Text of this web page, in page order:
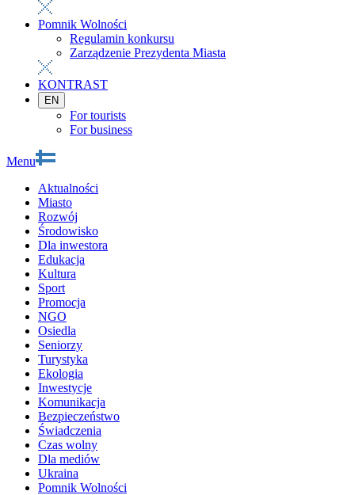
Pomnik Wolności
Regulamin konkursu
Zarządzenie Prezydenta Miasta
KONTRAST
EN
For tourists
For business
Menu
Aktualności
Miasto
Rozwój
Środowisko
Dla inwestora
Edukacja
Kultura
Sport
Promocja
NGO
Osiedla
Seniorzy
Turystyka
Ekologia
Inwestycje
Komunikacja
Bezpieczeństwo
Świadczenia
Czas wolny
Dla mediów
Ukraina
Pomnik Wolności